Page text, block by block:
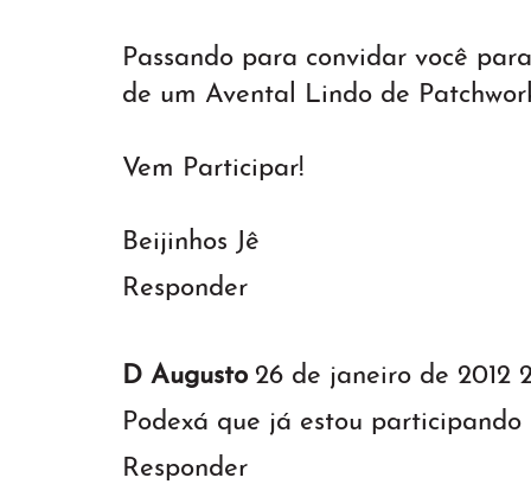
Passando para convidar você
de um Avental Lindo de
Vem Participar!
Beijinhos Jê
Responder
D Augusto 26 de janeiro de 2012
Podexá que já estou participando
Responder